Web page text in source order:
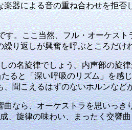
器による音の重ね合わせを拒
。ここ当然、フル・オーケス
り返しが興奮を呼ぶところだ
名旋律でしょう。内声部の旋
ると「深い呼吸のリズム」を感
聞こえるはずのないホルンな
なら、オーケストラを思いっき
、旋律の味わい、まったく交響